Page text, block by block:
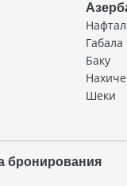
Габала
Баку
Шеки
бронирования